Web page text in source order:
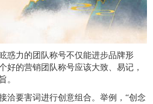
惑力的团队称号不仅能进步品牌形
好的营销团队称号应该大致、易记，
。
洽要害词进行创意组合。举例，“创念